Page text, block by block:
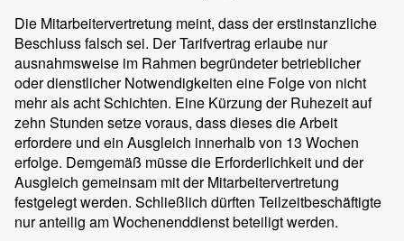
Die Mitarbeitervertretung meint, dass der erstinstanzliche
Beschluss falsch sei. Der Tarifvertrag erlaube nur
ausnahmsweise im Rahmen begründeter betrieblicher
oder dienstlicher Notwendigkeiten eine Folge von nicht
mehr als acht Schichten. Eine Kürzung der Ruhezeit auf
zehn Stunden setze voraus, dass dieses die Arbeit
erfordere und ein Ausgleich innerhalb von 13 Wochen
erfolge. Demgemäß müsse die Erforderlichkeit und der
Ausgleich gemeinsam mit der Mitarbeitervertretung
festgelegt werden. Schließlich dürften Teilzeitbeschäftigte
nur anteilig am Wochenenddienst beteiligt werden.